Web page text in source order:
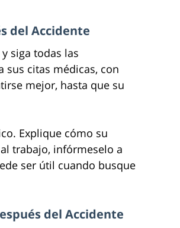
del Accidente
siga todas las
sus citas médicas, con
mejor, hasta que su
Explique cómo su
trabajo, infórmeselo a
ser útil cuando busque
del Accidente